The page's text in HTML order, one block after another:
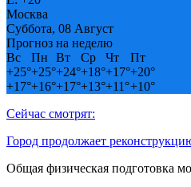
Москва
Суббота, 08 Август
Прогноз на неделю
Вс
Пн Вт Ср Чт
Пт
+25°+25°+24°+18°+17°+20°
+17°+16°+17°+13°+11°+10°
Сейчас смотрят:
Город продолжает
Общая физическая подготовка